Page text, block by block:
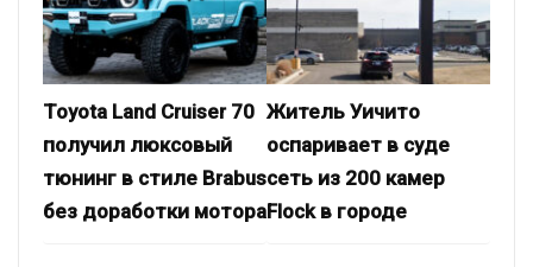
Toyota Land Cruiser 70
получил люксовый
тюнинг в стиле Brabus
без доработки мотора
Житель Уичито
оспаривает в суде
сеть из 200 камер
Flock в городе